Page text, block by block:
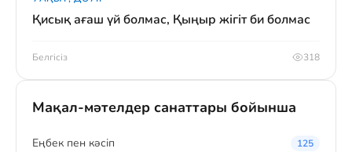
Қисық ағаш үй болмас, Қыңыр жігіт би болмас
Белгісіз 318
Мақал-мәтелдер санаттары бойынша
Eңбек пен кәсіп 125